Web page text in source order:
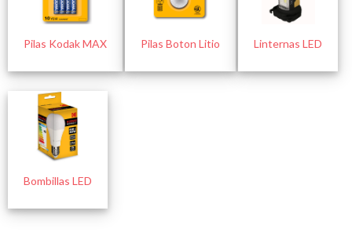
Pilas Kodak MAX Pilas Boton Litio Linternas LED
Bombillas LED